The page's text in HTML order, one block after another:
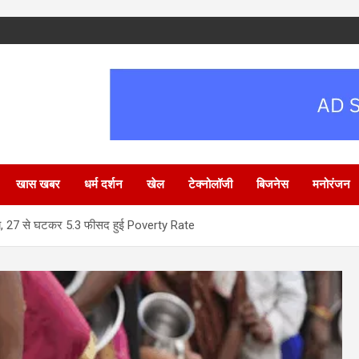
खास खबर धर्म दर्शन खेल टेक्नोलॉजी बिजनेस मनोरंजन
27 से घटकर 5.3 फीसद हुई Poverty Rate